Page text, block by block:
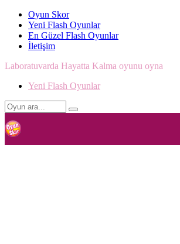
Oyun Skor
Yeni Flash Oyunlar
En Güzel Flash Oyunlar
İletişim
Laboratuvarda Hayatta Kalma oyunu oyna
Yeni Flash Oyunlar